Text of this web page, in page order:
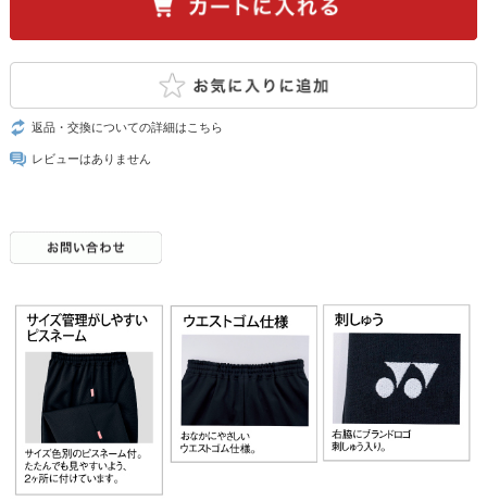
返品・交換についての詳細はこちら
レビューはありません